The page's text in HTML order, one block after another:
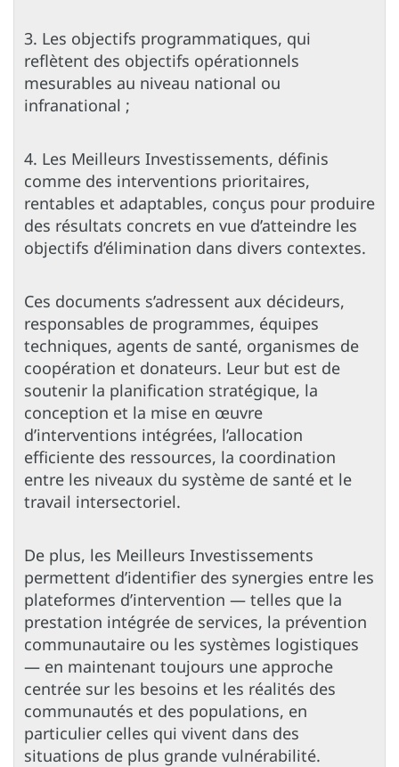
3. Les objectifs programmatiques, qui
reflètent des objectifs opérationnels
mesurables au niveau national ou
infranational ;
4. Les Meilleurs Investissements, définis
comme des interventions prioritaires,
rentables et adaptables, conçus pour produire
des résultats concrets en vue d’atteindre les
objectifs d’élimination dans divers contextes.
Ces documents s’adressent aux décideurs,
responsables de programmes, équipes
techniques, agents de santé, organismes de
coopération et donateurs. Leur but est de
soutenir la planification stratégique, la
conception et la mise en œuvre
d’interventions intégrées, l’allocation
efficiente des ressources, la coordination
entre les niveaux du système de santé et le
travail intersectoriel.
De plus, les Meilleurs Investissements
permettent d’identifier des synergies entre les
plateformes d’intervention — telles que la
prestation intégrée de services, la prévention
communautaire ou les systèmes logistiques
— en maintenant toujours une approche
centrée sur les besoins et les réalités des
communautés et des populations, en
particulier celles qui vivent dans des
situations de plus grande vulnérabilité.